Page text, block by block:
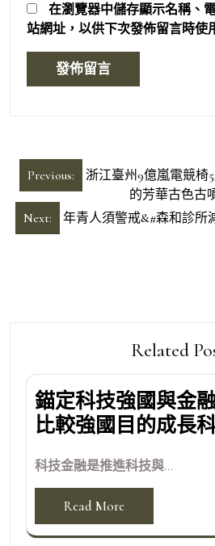
在瀏覽器中儲存顯示名稱、
站網址，以供下次發佈留言時使
文
章
導
Previous:
浙江臺州9億嵐電競椅
的芳華古色古
Next:
年青人須警戒&#森和診所
Related
錨定科技強國與金
比較強國目的成長
科技金融是推進科技與...
Read More